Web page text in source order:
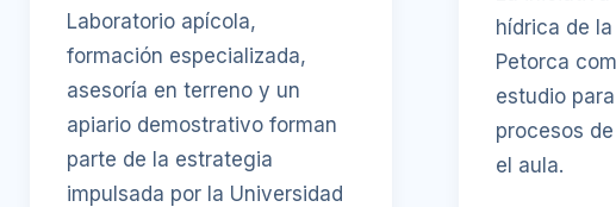
Laboratorio apícola,
formación especializada,
asesoría en terreno y un
apiario demostrativo forman
parte de la estrategia
impulsada por la Universidad
hídrica de
Petorca
estudio
procesos
el aula.